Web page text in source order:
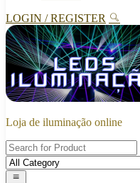
LOGIN / REGISTER
Loja de iluminação online